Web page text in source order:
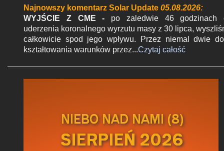
Najnowszy komentarz Solar Update 05.08.2026:
WYJŚCIE Z CME - po zaledwie 46 godzinach
uderzenia koronalnego wyrzutu masy z 30 lipca,
całkowicie spod jego wpływu. Przez niemal dwie
kształtowania warunków przez...Czytaj całość